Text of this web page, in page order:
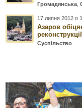
Громадянська ,
17 липня 2012 о
Азаров
реконструкції
Суспільство